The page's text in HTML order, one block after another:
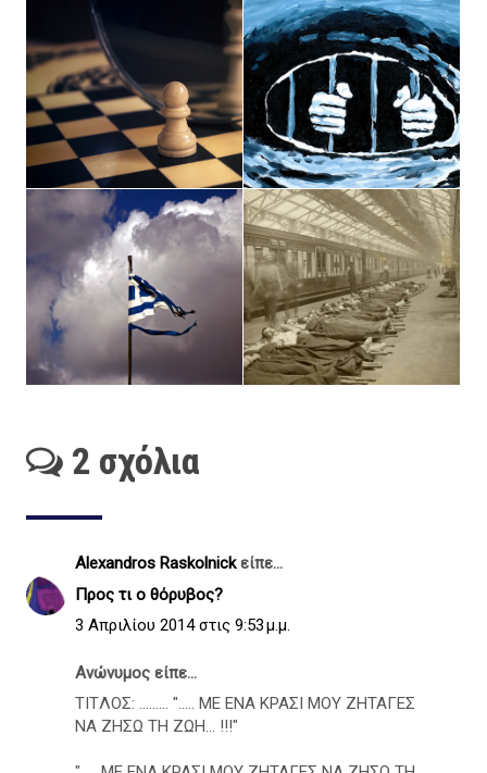
2 σχόλια
Alexandros Raskolnickείπε...
Προς τι ο θόρυβος?
3 Απριλίου 2014 στις 9:53 μ.μ.
Ανώνυμος είπε...
TITΛOΣ: ......... "..... ME ENA KPAΣI MOY ZHTAΓEΣ
NA ZHΣΩ TH ZΩH... !!!"